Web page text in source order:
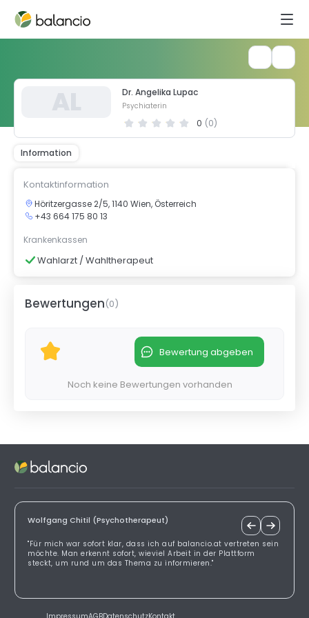
Dr. Angelika Lupac
Psychiaterin
0 (0)
Information
Kontaktinformation
Höritzergasse 2/5, 1140 Wien, Österreich
+43 664 175 80 13
Krankenkassen
Wahlarzt / Wahltherapeut
Bewertungen(0)
Bewertung abgeben
Noch keine Bewertungen vorhanden
Wolfgang Chitil (Psychotherapeut)
"Für mich war sofort klar, dass ich auf balancio.at vertreten sein
möchte. Man erkennt sofort, wieviel Arbeit in der Plattform
steckt, um rund um das Thema zu informieren."